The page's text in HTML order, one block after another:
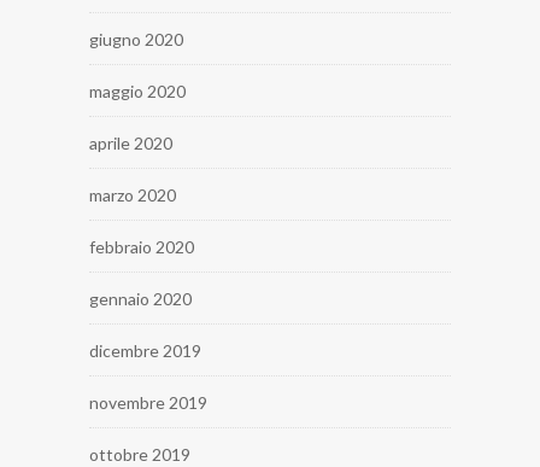
giugno 2020
maggio 2020
aprile 2020
marzo 2020
febbraio 2020
gennaio 2020
dicembre 2019
novembre 2019
ottobre 2019